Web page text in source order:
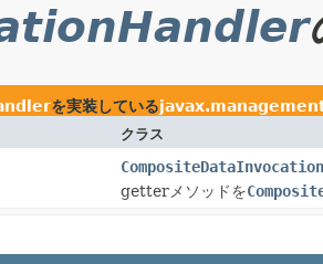
を実装している
クラス
getterメソッドを